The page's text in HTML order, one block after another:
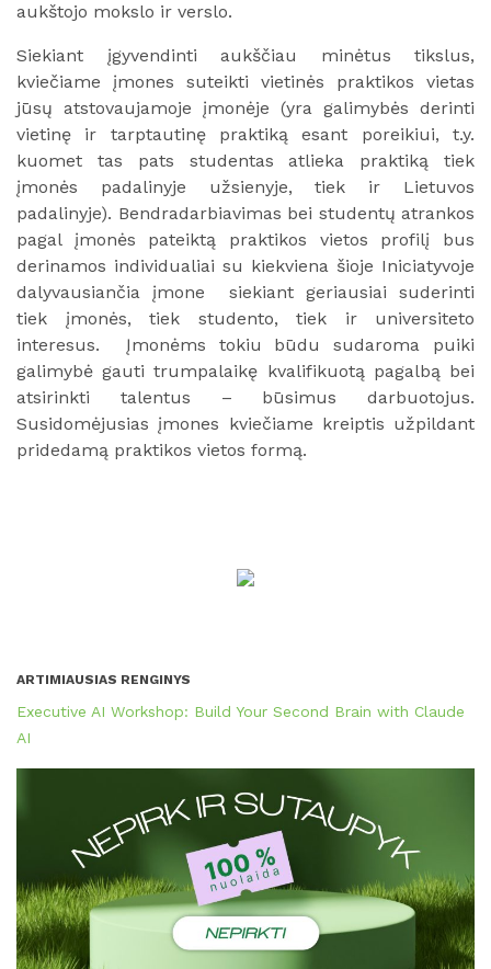
ARTIMIAUSIAS RENGINYS
Executive AI Workshop: Build Your Second Brain with Claude
AI
aukštojo mokslo ir verslo.
Siekiant įgyvendinti aukščiau minėtus tikslus,
kviečiame įmones suteikti vietinės praktikos vietas
jūsų atstovaujamoje įmonėje (yra galimybės derinti
vietinę ir tarptautinę praktiką esant poreikiui, t.y.
kuomet tas pats studentas atlieka praktiką tiek
įmonės padalinyje užsienyje, tiek ir Lietuvos
padalinyje). Bendradarbiavimas bei studentų atrankos
pagal įmonės pateiktą praktikos vietos profilį bus
derinamos individualiai su kiekviena šioje Iniciatyvoje
dalyvausiančia įmone siekiant geriausiai suderinti
tiek įmonės, tiek studento, tiek ir universiteto
interesus. Įmonėms tokiu būdu sudaroma puiki
galimybė gauti trumpalaikę kvalifikuotą pagalbą bei
atsirinkti talentus – būsimus darbuotojus.
Susidomėjusias įmones kviečiame kreiptis užpildant
pridedamą praktikos vietos formą.